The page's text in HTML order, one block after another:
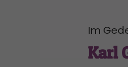
Im
Karl